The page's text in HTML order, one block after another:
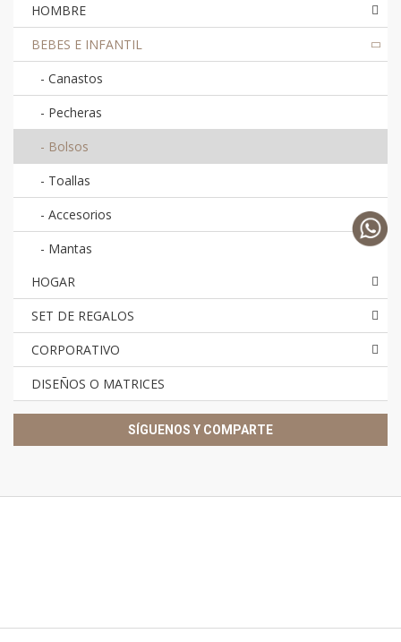
HOMBRE
BEBES E INFANTIL
- Canastos
- Pecheras
- Bolsos
- Toallas
- Accesorios
- Mantas
HOGAR
SET DE REGALOS
CORPORATIVO
DISEÑOS O MATRICES
SÍGUENOS Y COMPARTE